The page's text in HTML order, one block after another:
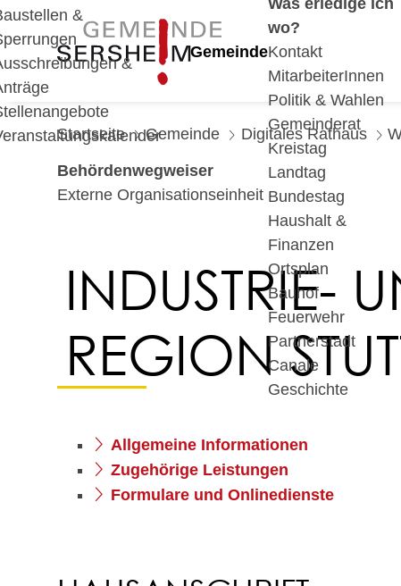
&
&
Gemeinde
wo?
Kontakt
MitarbeiterInnen
Politik & Wahlen
Gemeinderat
Kreistag
Landtag
Bundestag
Haushalt &
Finanzen
Ortsplan
Bauhof
Feuerwehr
Partnerstadt
Canale
Geschichte
Startseite Gemeinde Digitales Rathaus
Behördenwegweiser
Externe Organisationseinheit
INDUSTRIE-
REGION
Allgemeine Informationen
Zugehörige Leistungen
Formulare und Onlinedienste